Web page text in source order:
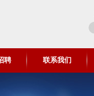
聘 联系我们